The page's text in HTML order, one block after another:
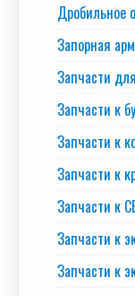
Дробильное
Запорная
Запчасти
Запчасти к
Запчасти к
Запчасти к
Запчасти к
Запчасти к
Запчасти к